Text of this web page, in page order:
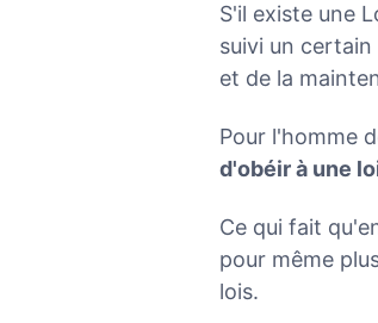
S'il existe une
suivi un
et de la
Pour l'homme
d'obéir à une
Ce qui fait
pour même
lois.